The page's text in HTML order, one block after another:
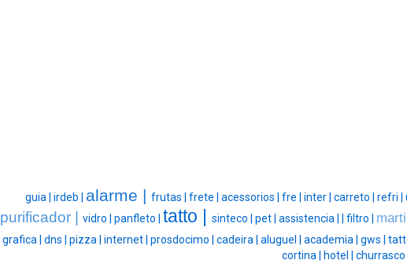
guia | irdeb | alarme | frutas | frete | acessorios | fre | inter | carreto | refri |
purificador | vidro | panfleto | tatto | sinteco | pet | assistencia | filtro |
grafica | dns | pizza | internet | prosdocimo | cadeira | aluguel | academia | gws |
cortina | hotel | churrasco |